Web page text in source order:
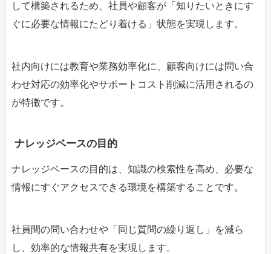
して構築されるため、社員や顧客が「知りたいときにす
ぐに必要な情報にたどり着ける」状態を実現します。
社内向けには教育や業務効率化に、顧客向けには問い合
わせ対応の効率化やサポートコスト削減に活用されるの
が特徴です。
ナレッジベースの目的
ナレッジベースの目的は、知識の検索性を高め、必要な
情報にすぐアクセスできる環境を構築することです。
社員間の問い合わせや「同じ質問の繰り返し」を減ら
し、効率的な情報共有を実現します。